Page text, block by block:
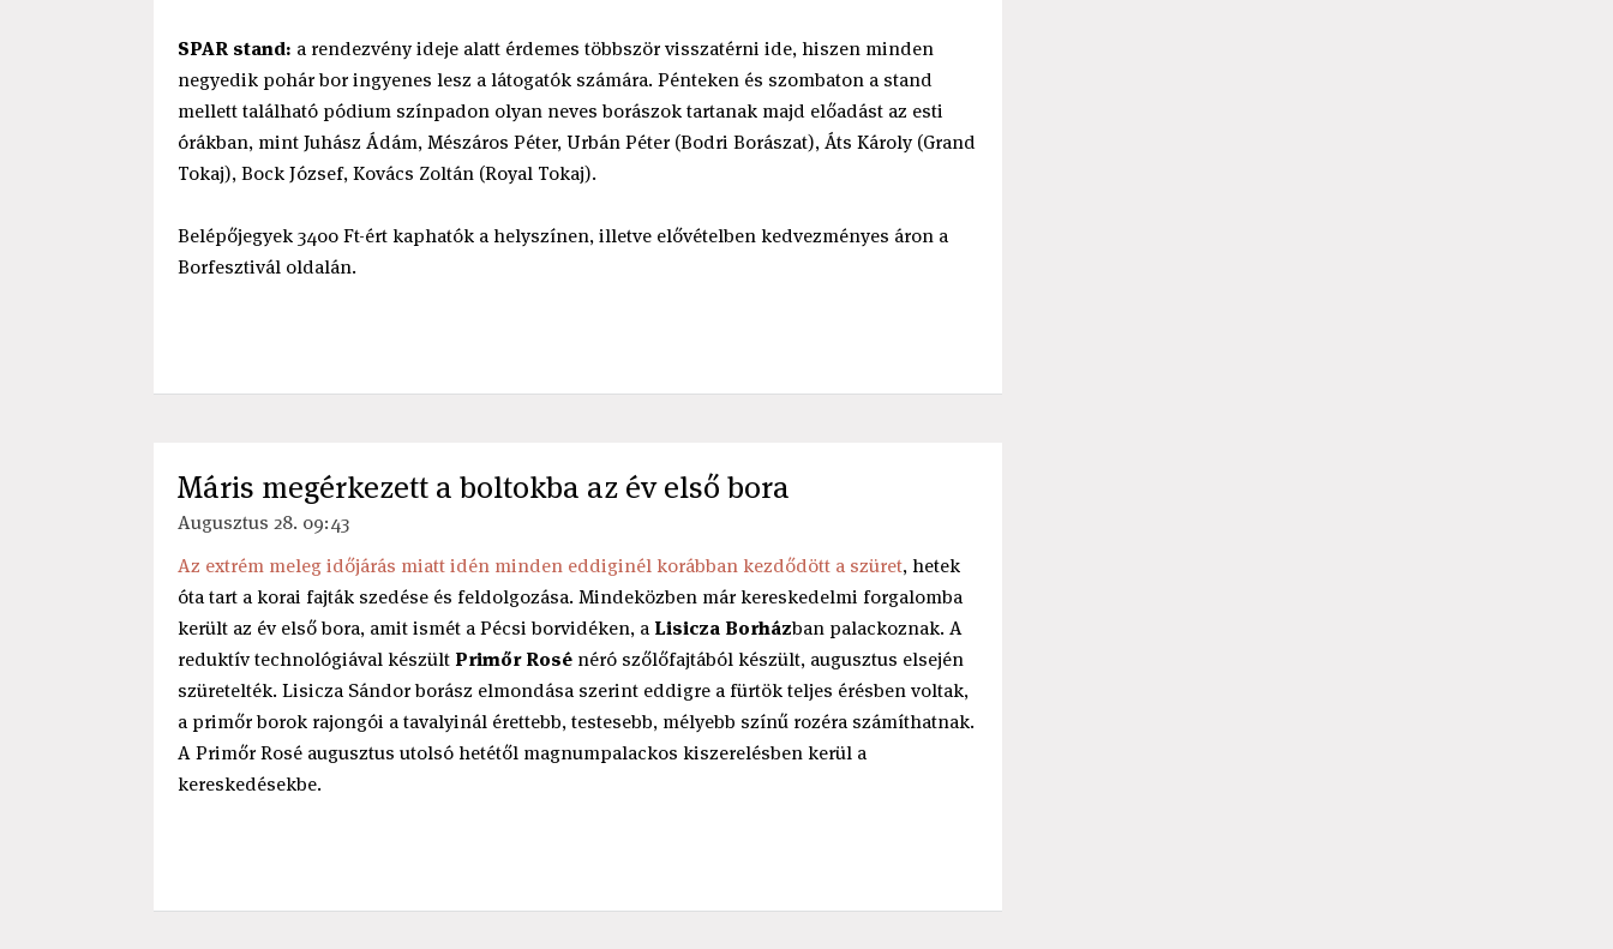
SPAR stand: a rendezvény ideje alatt érdemes többször visszatérni ide, hiszen minden
negyedik pohár bor ingyenes lesz a látogatók számára. Pénteken és szombaton a stand
mellett található pódium színpadon olyan neves borászok tartanak majd előadást az esti
órákban, mint Juhász Ádám, Mészáros Péter, Urbán Péter (Bodri Borászat), Áts Károly (Grand
Tokaj), Bock József, Kovács Zoltán (Royal Tokaj).
Belépőjegyek 3400 Ft-ért kaphatók a helyszínen, illetve elővételben kedvezményes áron a
Borfesztivál oldalán.
Máris megérkezett a boltokba az év első bora
Augusztus 28. 09:43
Az extrém meleg időjárás miatt idén minden eddiginél korábban kezdődött a szüret, hetek
óta tart a korai fajták szedése és feldolgozása. Mindeközben már kereskedelmi forgalomba
került az év első bora, amit ismét a Pécsi borvidéken, a Lisicza Borházban palackoznak. A
reduktív technológiával készült Primőr Rosénéró szőlőfajtából készült, augusztus elsején
szüretelték. Lisicza Sándor borász elmondása szerint eddigre a fürtök teljes érésben voltak,
a primőr borok rajongói a tavalyinál érettebb, testesebb, mélyebb színű rozéra számíthatnak.
A Primőr Rosé augusztus utolsó hetétől magnumpalackos kiszerelésben kerül a
kereskedésekbe.